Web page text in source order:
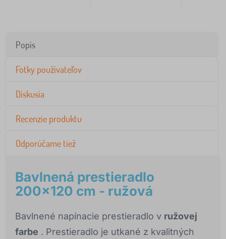
Popis
Fotky používateľov
Diskusia
Recenzie produktu
Odporúčame tiež
Bavlnená prestieradlo
200x120 cm - ružová
Bavlnené napínacie prestieradlo v ružovej
farbe . Prestieradlo je utkané z kvalitných